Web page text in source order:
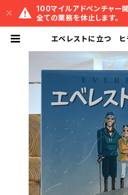
100マイルアドベンチャー
全ての業務を休止します。
エベレストに立つ ヒ
険研究所